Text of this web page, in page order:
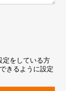
定をしている方
きるように設定